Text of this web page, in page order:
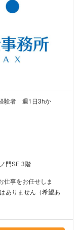
験者 週1日3hか
門SE 3階
仕事をお任せしま
ありません（希望あ